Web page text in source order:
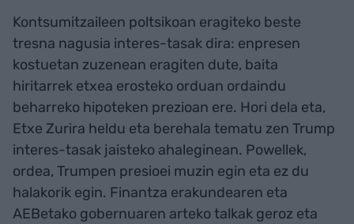
Kontsumitzaileen poltsikoan eragiteko beste
tresna nagusia interes-tasak dira: enpresen
kostuetan zuzenean eragiten dute, baita
hiritarrek etxea erosteko orduan ordaindu
beharreko hipoteken prezioan ere. Hori dela eta,
Etxe Zurira heldu eta berehala tematu zen Trump
interes-tasak jaisteko ahaleginean. Powellek,
ordea, Trumpen presioei muzin egin eta ez du
halakorik egin. Finantza erakundearen eta
AEBetako gobernuaren arteko talkak geroz eta